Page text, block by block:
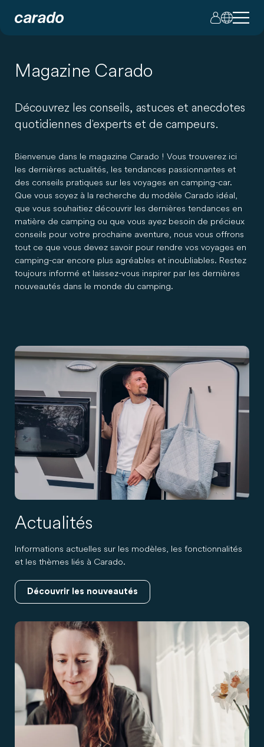
Magazine Carado
Découvrez les conseils, astuces et anecdotes
quotidiennes d'experts et de campeurs.
Bienvenue dans le magazine Carado ! Vous trouverez ici
les dernières actualités, les tendances passionnantes et
des conseils pratiques sur les voyages en camping-car.
Que vous soyez à la recherche du modèle Carado idéal,
que vous souhaitiez découvrir les dernières tendances en
matière de camping ou que vous ayez besoin de précieux
conseils pour votre prochaine aventure, nous vous offrons
tout ce que vous devez savoir pour rendre vos voyages en
camping-car encore plus agréables et inoubliables. Restez
toujours informé et laissez-vous inspirer par les dernières
nouveautés dans le monde du camping.
Actualités
Informations actuelles sur les modèles, les fonctionnalités
et les thèmes liés à Carado.
Découvrir les nouveautés